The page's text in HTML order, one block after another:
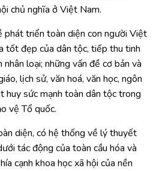
chủ nghĩa ở Việt Nam.
phát triển toàn diện con người Việt
tốt đẹp của dân tộc, tiếp thu tinh
nhân loại; những vấn đề cơ bản và
lịch sử, văn hoá, văn học, ngôn
huy sức mạnh toàn dân tộc trong
vệ Tổ quốc.
diện, có hệ thống về lý thuyết
tác động của toàn cầu hóa và
cạnh khoa học xã hội của nền